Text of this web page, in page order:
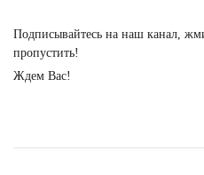
Подписывайтесь на наш канал,
пропустить!
Ждем Вас!